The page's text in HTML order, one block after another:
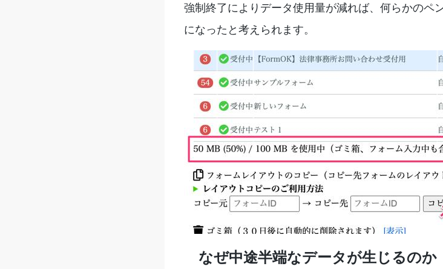
強制終了によりデータ使用量が減れば、何らかのペ
になったと考えられます。
なぜ中途半端なデータが生じるのか